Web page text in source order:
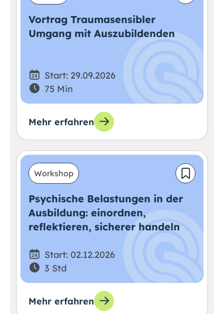
Vortrag Traumasensibler
Umgang mit Auszubildenden
Start: 29.09.2026
75 Min
Mehr erfahren
Workshop
Psychische Belastungen in der
Ausbildung: einordnen,
reflektieren, sicherer handeln
Start: 02.12.2026
3 Std
Mehr erfahren